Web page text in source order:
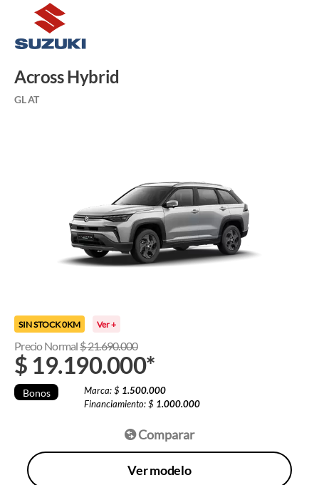
Across Hybrid
GL AT
SIN STOCK 0KM Ver +
Precio Normal$21.690.000
$ 19.190.000*
Bonos Marca: $ 1.500.000
Financiamiento: $ 1.000.000
Comparar
Ver modelo